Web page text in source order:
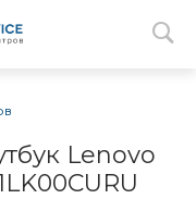
Lenovo